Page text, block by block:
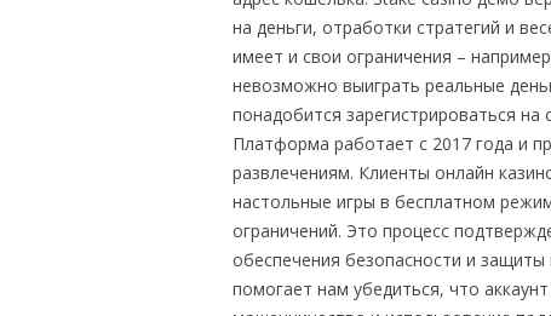
на деньги, отработки стратегий и
имеет и свои ограничения –
невозможно выиграть реальные
понадобится зарегистрироваться
Платформа работает с 2017 года и
развлечениям. Клиенты онлайн
настольные игры в бесплатном
ограничений. Это процесс
обеспечения безопасности и защиты
помогает нам убедиться, что